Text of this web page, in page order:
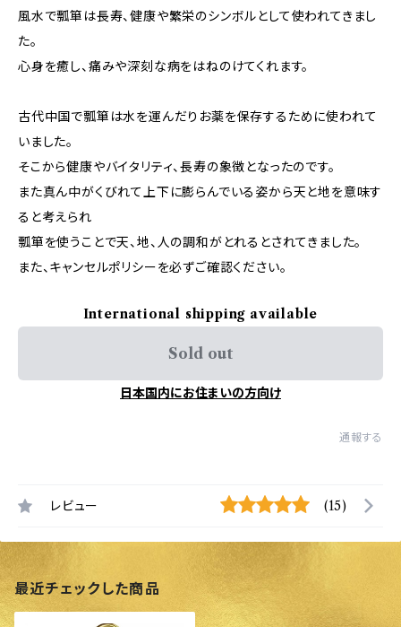
風水で瓢箪は長寿、健康や繁栄のシンボルとして使われてきまし
た。
心身を癒し、痛みや深刻な病をはねのけてくれます。
古代中国で瓢箪は水を運んだりお薬を保存するために使われて
いました。
そこから健康やバイタリティ、長寿の象徴となったのです。
また真ん中がくびれて上下に膨らんでいる姿から天と地を意味す
ると考えられ
瓢箪を使うことで天、地、人の調和がとれるとされてきました。
また、キャンセルポリシーを必ずご確認ください。
International shipping available
Sold out
日本国内にお住まいの方向け
通報する
レビュー (15)
最近チェックした商品